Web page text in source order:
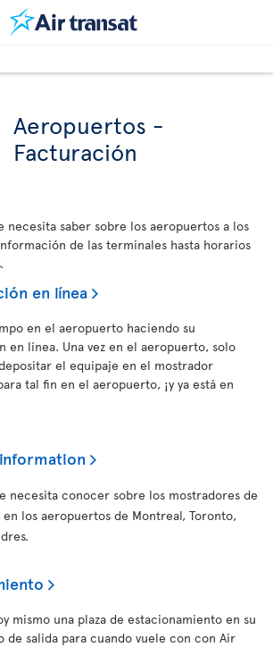
Aeropuertos -
Facturación
necesita saber sobre los aeropuertos a los
de las terminales hasta horarios
en línea
en el aeropuerto haciendo su
en línea. Una vez en el aeropuerto, solo
el equipaje en el mostrador
tal fin en el aeropuerto, ¡y ya está en
necesita conocer sobre los mostradores de
en los aeropuertos de Montreal, Toronto,
mismo una plaza de estacionamiento en su
de salida para cuando vuele con con Air